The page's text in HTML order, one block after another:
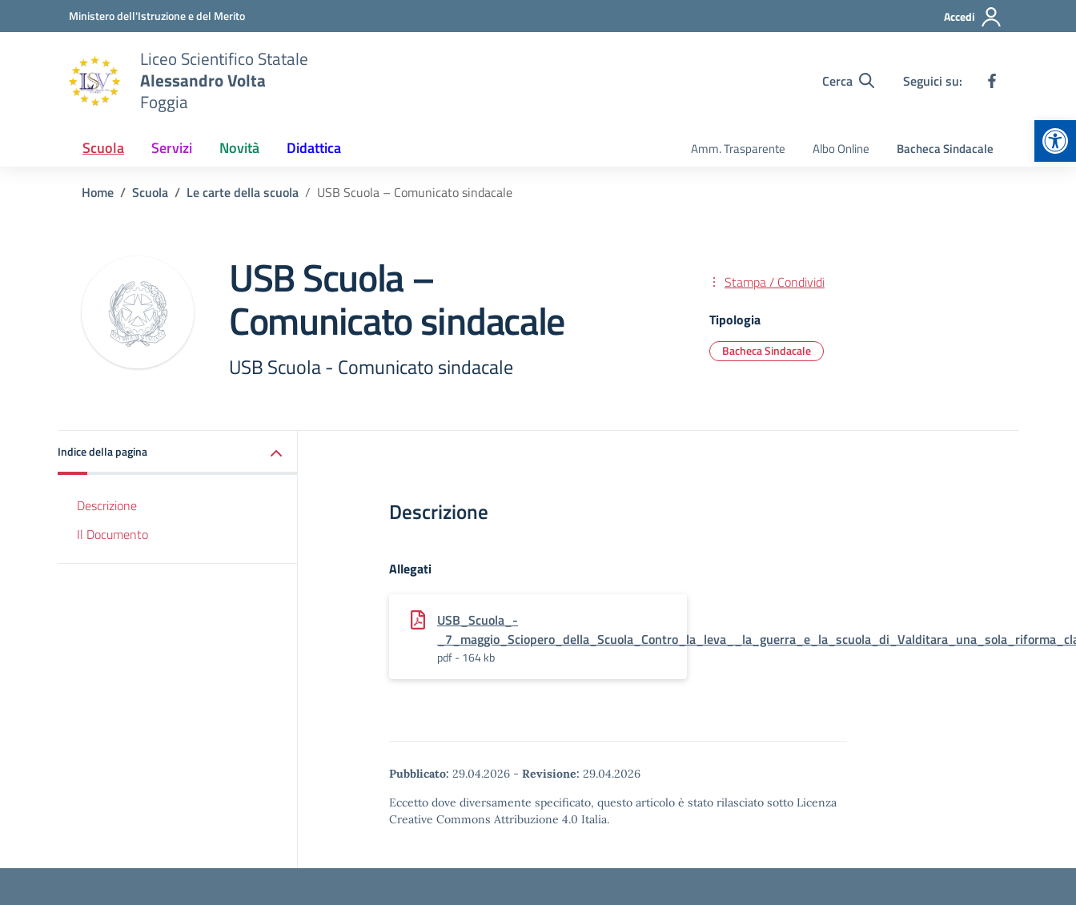
Vai ai contenuti
Vai al menu di navigazioneMinistero dell'Istruzione e del Merito Accedi
Liceo Scientifico Statale
Alessandro Volta
Foggia
Cerca Seguici su:
Scuola Servizi Novità Didattica Amm. Trasparente Albo Online Bacheca Sindacale
Home Scuola Le carte della scuola USB Scuola – Comunicato sindacale
USB Scuola –
Comunicato sindacale
USB Scuola - Comunicato sindacale
Stampa / Condividi
Tipologia
Bacheca Sindacale
Indice della pagina
Descrizione
Il Documento
Descrizione
Allegati
USB_Scuola_-
pdf - 164 kb
Pubblicato: 29.04.2026 - Revisione: 29.04.2026
Eccetto dove diversamente specificato, questo articolo è stato rilasciato sotto Licenza
Creative Commons Attribuzione 4.0 Italia.